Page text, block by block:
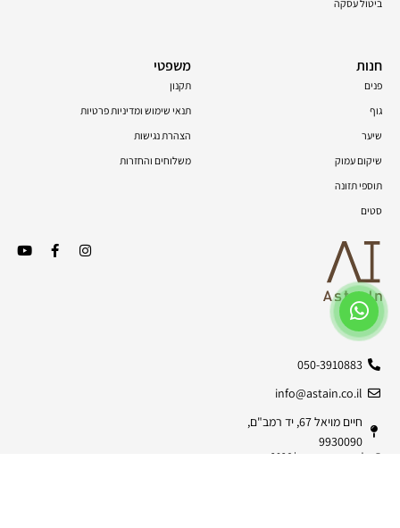
050-3910883
info@astain.co.il
חיים מויאל 67, יד רמב"ם,
9930090
© כל הזכויות שמורות | 2026
ביטול עסקה
חנות
פנים
גוף
שיער
שיקום עמוק
תוספי תזונה
סטים
משפטי
תקנון
תנאי שימוש ומדיניות פרטיות
הצהרת נגישות
משלוחים והחזרות